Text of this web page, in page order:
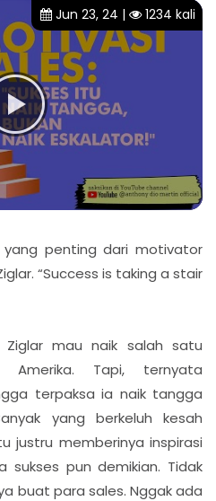
Jun 23, 24 | 1234 kali
penting dari motivator
“Success is taking a stair
mau naik salah satu
Tapi, ternyata
terpaksa ia naik tangga
yang berkeluh kesah
justru memberinya inspirasi
pun demikian. Tidak
buat para sales. Nggak ada